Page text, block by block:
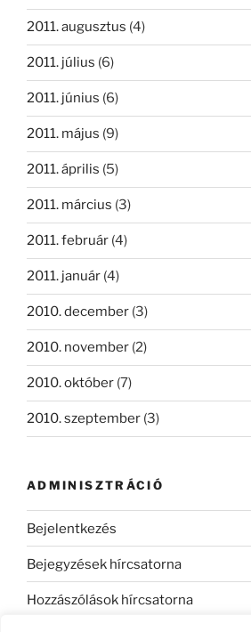
2011. augusztus (4)
2011. július (6)
2011. június (6)
2011. május (9)
2011. április (5)
2011. március (3)
2011. február (4)
2011. január (4)
2010. december (3)
2010. november (2)
2010. október (7)
2010. szeptember (3)
ADMINISZTRÁCIÓ
Bejelentkezés
Bejegyzések hírcsatorna
Hozzászólások hírcsatorna